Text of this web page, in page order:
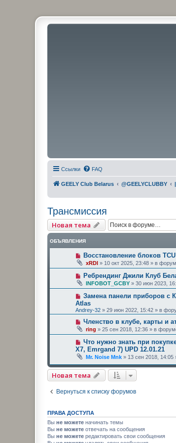
Ссылки FAQ
GEELY Club Belarus @GEELYCLUBBY
Трансмиссия
Новая тема
ОБЪЯВЛЕНИЯ
Восстановление блоков
xRDI » 10 окт 2025, 23:48 » в
Ребрендинг Джили Клуб
INFOBOT_GCBY » 30 июн 2023,
Замена панели приборов с
Atlas
Andrey-32 » 29 июн 2022, 15:42 » в
Членство в клубе, карты и
ring » 25 сен 2018, 12:36 » в
Что нужно знать при
X7, Emrgand 7) UPD 12.01.21
Mr. Noise Mnk » 13 сен 2018, 14:05
Новая тема
Вернуться к списку форумов
ПРАВА ДОСТУПА
Вы не можете начинать темы
Вы не можете отвечать на сообщения
Вы не можете редактировать свои сообщения